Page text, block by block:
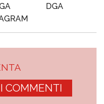
DGA
COMMENTI